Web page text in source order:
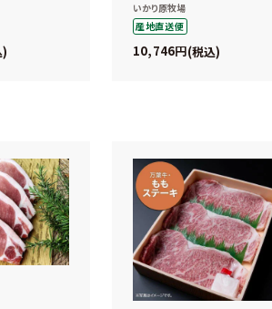
いかり原牧場
産地直送便
10,746 税込